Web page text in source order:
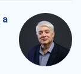
а